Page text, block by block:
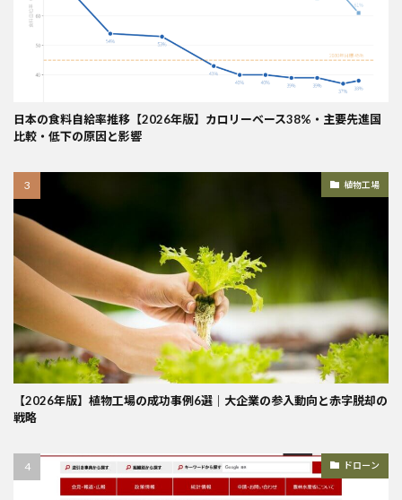
日本の食料自給率推移【2026年版】カロリーベース38%・主要先進国
比較・低下の原因と影響
植物工場
【2026年版】植物工場の成功事例6選｜大企業の参入動向と赤字脱却の
戦略
ドローン